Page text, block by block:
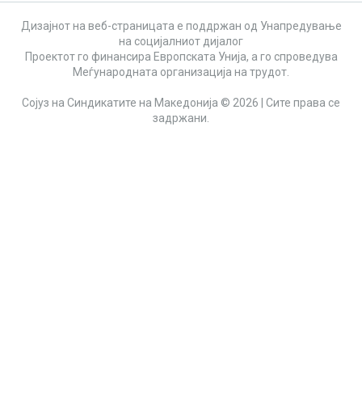
Дизајнот на веб-страницата е поддржан од Унапредување
на социјалниот дијалог
Проектот го финансира Европската Унија, а го спроведува
Меѓународната организација на трудот.
Сојуз на Синдикатите на Македонија © 2026 | Сите права се
задржани.